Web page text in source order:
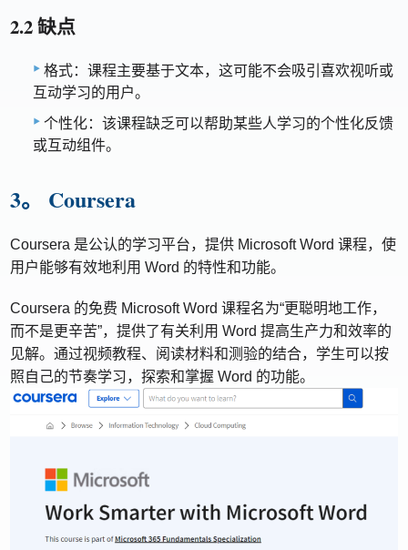
2.2 缺点
格式：课程主要基于文本，这可能不会吸引喜欢视听或
互动学习的用户。
个性化：该课程缺乏可以帮助某些人学习的个性化反馈
或互动组件。
3。 Coursera
Coursera 是公认的学习平台，提供 Microsoft Word 课程，使
用户能够有效地利用 Word 的特性和功能。
Coursera 的免费 Microsoft Word 课程名为“更聪明地工作，
而不是更辛苦”，提供了有关利用 Word 提高生产力和效率的
见解。通过视频教程、阅读材料和测验的结合，学生可以按
照自己的节奏学习，探索和掌握 Word 的功能。